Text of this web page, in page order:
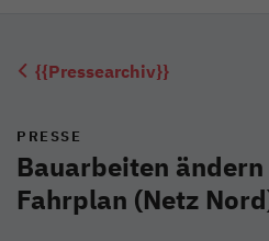
{{Pressearchiv}}
PRESSE
Bauarbeiten
Fahrplan (Netz